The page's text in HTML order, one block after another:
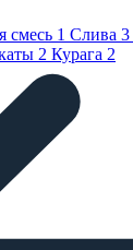
смесь 1 Слива 3
2 Курага 2